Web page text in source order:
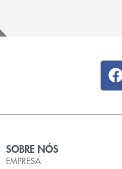
SOBRE NÓS
EMPRESA